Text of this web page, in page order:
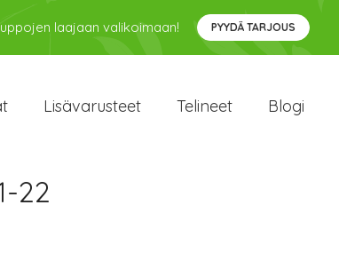
laajaan valikoimaan! PYYDÄ TARJOUS
Lisävarusteet Telineet Blogi
22